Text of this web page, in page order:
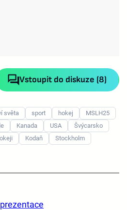
Vstoupit do diskuze (8)
světa sport hokej
MSLH25
Kanada USA
Švýcarsko
Kodaň
Stockholm